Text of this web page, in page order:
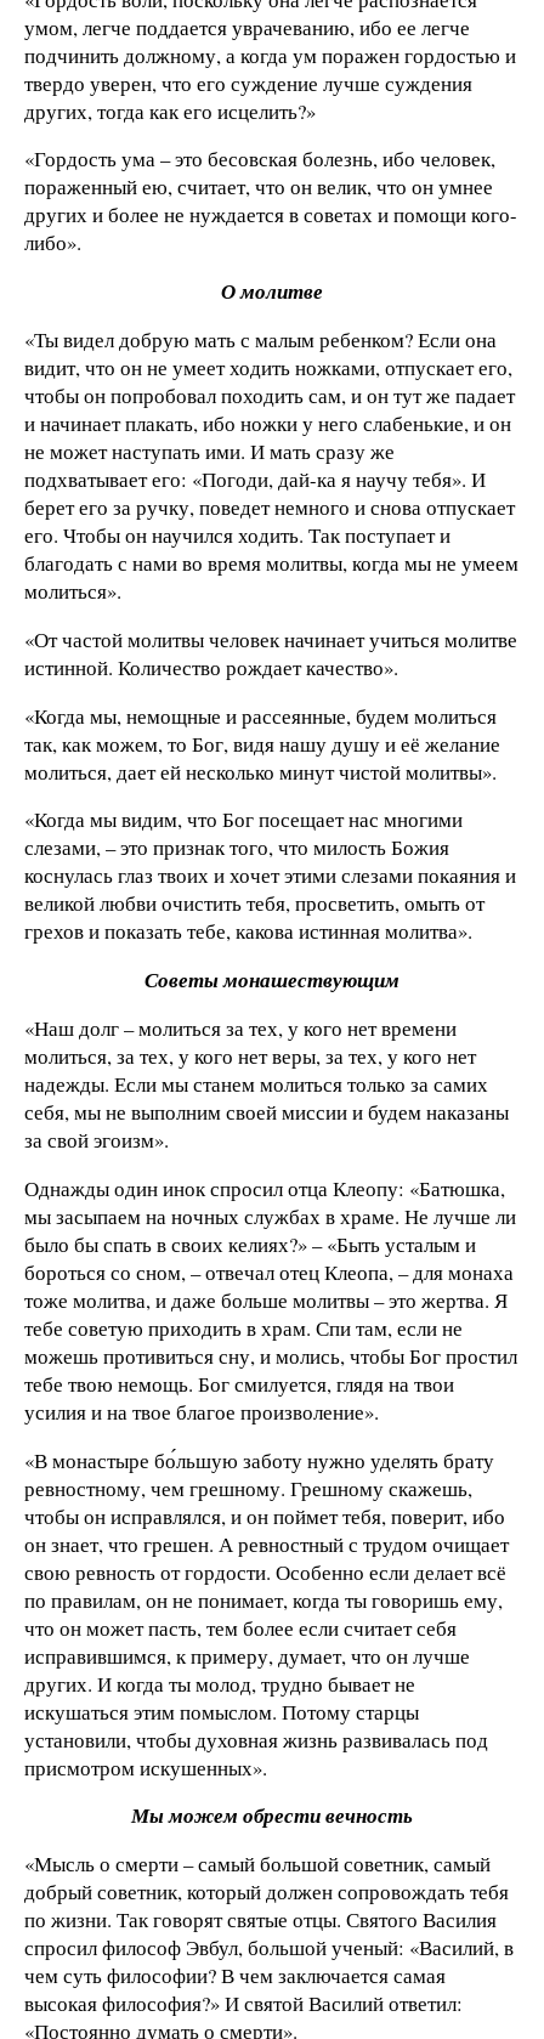
умом, легче поддается уврачеванию, ибо ее легче
подчинить должному, а когда ум поражен гордостью и
твердо уверен, что его суждение лучше суждения
других, тогда как его исцелить?»
«Гордость ума – это бесовская болезнь, ибо человек,
пораженный ею, считает, что он велик, что он умнее
других и более не нуждается в советах и помощи кого-
либо».
О молитве
«Ты видел добрую мать с малым ребенком? Если она
видит, что он не умеет ходить ножками, отпускает его,
чтобы он попробовал походить сам, и он тут же падает
и начинает плакать, ибо ножки у него слабенькие, и он
не может наступать ими. И мать сразу же
подхватывает его: «Погоди, дай-ка я научу тебя». И
берет его за ручку, поведет немного и снова отпускает
его. Чтобы он научился ходить. Так поступает и
благодать с нами во время молитвы, когда мы не умеем
молиться».
«От частой молитвы человек начинает учиться молитве
истинной. Количество рождает качество».
«Когда мы, немощные и рассеянные, будем молиться
так, как можем, то Бог, видя нашу душу и её желание
молиться, дает ей несколько минут чистой молитвы».
«Когда мы видим, что Бог посещает нас многими
слезами, – это признак того, что милость Божия
коснулась глаз твоих и хочет этими слезами покаяния и
великой любви очистить тебя, просветить, омыть от
грехов и показать тебе, какова истинная молитва».
Советы монашествующим
«Наш долг – молиться за тех, у кого нет времени
молиться, за тех, у кого нет веры, за тех, у кого нет
надежды. Если мы станем молиться только за самих
себя, мы не выполним своей миссии и будем наказаны
за свой эгоизм».
Однажды один инок спросил отца Клеопу: «Батюшка,
мы засыпаем на ночных службах в храме. Не лучше ли
было бы спать в своих келиях?» – «Быть усталым и
бороться со сном, – отвечал отец Клеопа, – для монаха
тоже молитва, и даже больше молитвы – это жертва. Я
тебе советую приходить в храм. Спи там, если не
можешь противиться сну, и молись, чтобы Бог простил
тебе твою немощь. Бог смилуется, глядя на твои
усилия и на твое благое произволение».
«В монастыре бо́льшую заботу нужно уделять брату
ревностному, чем грешному. Грешному скажешь,
чтобы он исправлялся, и он поймет тебя, поверит, ибо
он знает, что грешен. А ревностный с трудом очищает
свою ревность от гордости. Особенно если делает всё
по правилам, он не понимает, когда ты говоришь ему,
что он может пасть, тем более если считает себя
исправившимся, к примеру, думает, что он лучше
других. И когда ты молод, трудно бывает не
искушаться этим помыслом. Потому старцы
установили, чтобы духовная жизнь развивалась под
присмотром искушенных».
Мы можем обрести вечность
«Мысль о смерти – самый большой советник, самый
добрый советник, который должен сопровождать тебя
по жизни. Так говорят святые отцы. Святого Василия
спросил философ Эвбул, большой ученый: «Василий, в
чем суть философии? В чем заключается самая
высокая философия?» И святой Василий ответил:
«Постоянно думать о смерти».